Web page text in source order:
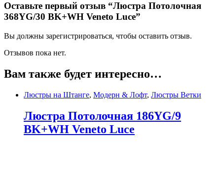
Оставьте первый отзыв “Люстра Потолочная
368YG/30 BK+WH Veneto Luce”
Вы должны зарегистрироваться, чтобы оставить отзыв.
Отзывов пока нет.
Вам также будет интересно…
Люстры на Штанге, Модерн & Лофт, Люстры Ветки
Люстра Потолочная 186YG/9
BK+WH Veneto Luce